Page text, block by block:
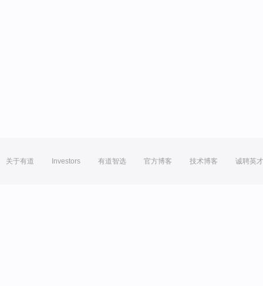
关于有道 Investors 有道智选 官方博客 技术博客 诚聘英才